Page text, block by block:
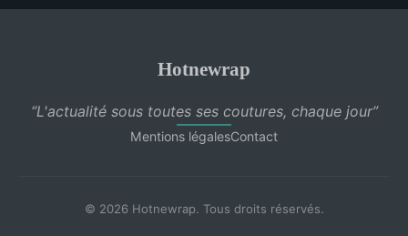
Hotnewrap
“L'actualité sous toutes ses coutures, chaque jour”
Mentions légalesContact
© 2026 Hotnewrap. Tous droits réservés.